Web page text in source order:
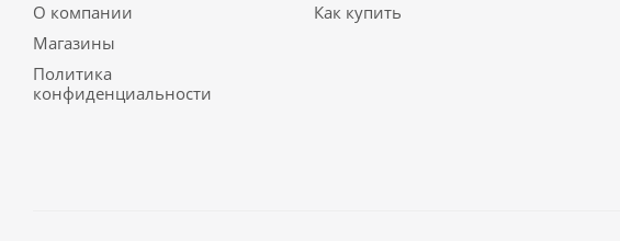
О компании
Магазины
Политика
конфиденциальности
Как купить